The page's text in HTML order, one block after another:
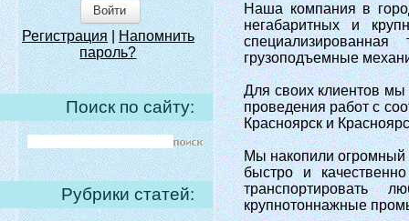
Войти
Регистрация|Напомнить
пароль?
Поиск по сайту:
Рубрики статей:
Наша компания в
негабаритных и
грузоподъемные
Для своих клиентов
проведения работ с
Красноярск и
Мы накопили огромный
быстро и
транспортировать
крупнотоннажные